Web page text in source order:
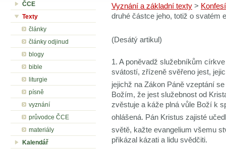
ČCE
Texty
články
články odjinud
blogy
bible
liturgie
písně
vyznání
průvodce ČCE
materiály
Kalendář
Vyznání a základní texty >
druhé částce jeho, totiž o svatém
(Desátý artikul)
1. A poněvadž služebníkům
svátostí, zřízeně svěřeno jest,
jejichž na Zákon Páně vzeptání se
Božím, že jest služebnost od
zvěstuje a káže plná vůle Boží k
ohlášená. Pán Kristus zajisté
světě, kažte evangelium všemu
přikázal kázati a lidu svědčiti.